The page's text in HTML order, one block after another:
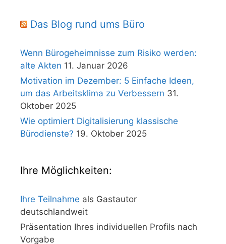
Das Blog rund ums Büro
Wenn Bürogeheimnisse zum Risiko werden:
alte Akten 11. Januar 2026
Motivation im Dezember: 5 Einfache Ideen,
um das Arbeitsklima zu Verbessern 31.
Oktober 2025
Wie optimiert Digitalisierung klassische
Bürodienste? 19. Oktober 2025
Ihre Möglichkeiten:
Ihre Teilnahme als Gastautor
deutschlandweit
Präsentation Ihres individuellen Profils nach
Vorgabe